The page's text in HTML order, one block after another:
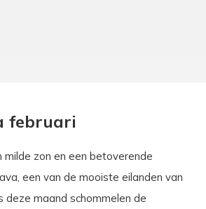
februari
milde zon en een betoverende
een van de mooiste eilanden van
deze maand schommelen de